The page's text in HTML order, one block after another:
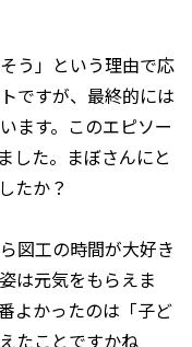
そう」という理由で応
ですが、最終的には
ます。このエピソー
した。まぼさんにと
たか？
図工の時間が大好き
は元気をもらえま
よかったのは「子ど
たことですかね